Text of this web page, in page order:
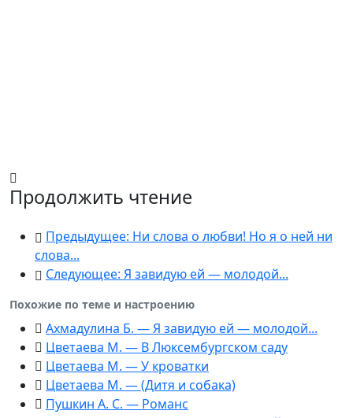
Продолжить чтение
Предыдущее: Ни слова о любви! Но я о ней ни
слова...
Следующее: Я завидую ей — молодой...
Похожие по теме и настроению
Ахмадулина Б. — Я завидую ей — молодой...
Цветаева М. — В Люксембургском саду
Цветаева М. — У кроватки
Цветаева М. — (Дитя и собака)
Пушкин А. С. — Романс